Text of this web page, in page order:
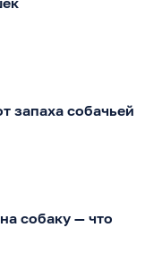
запаха собачьей
собаку — что